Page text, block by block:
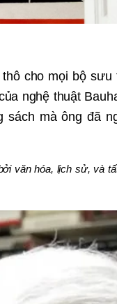
cho mọi bộ sưu
nghệ thuật
sách mà ông đã
văn hóa, lịch sử, và